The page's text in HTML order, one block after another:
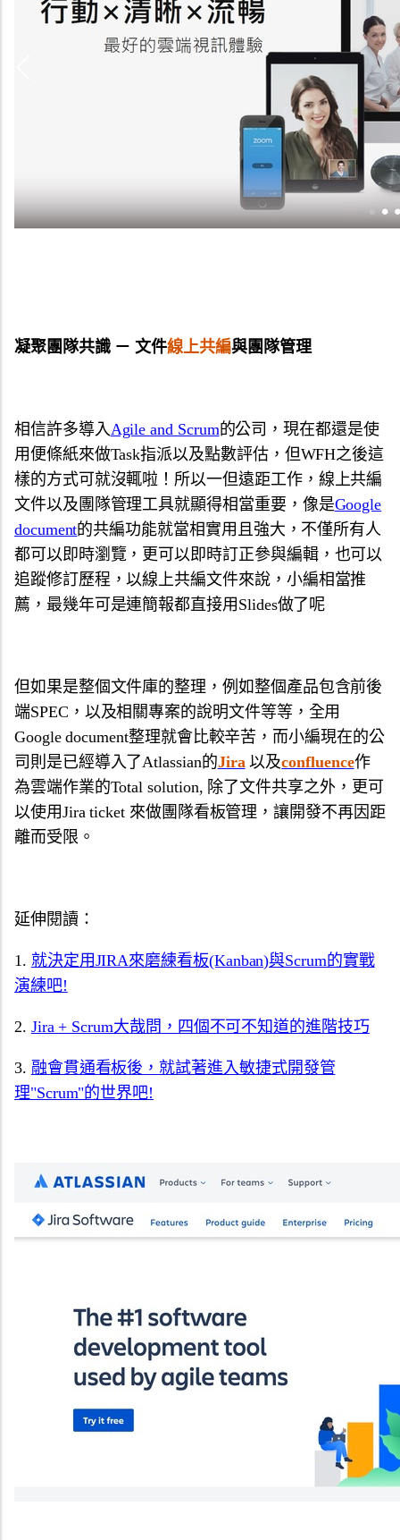
凝聚團隊共識 － 文件線上共編與團隊管理
相信許多導入Agile and Scrum的公司，現在都還是使
用便條紙來做Task指派以及點數評估， 但WFH之後這
樣的方式可就沒輒啦！所以一但遠距工作， 線上共編
文件以及團隊管理工具就顯得相當重要，像是Google
document的共編功能就當相實用且強大， 不僅所有人
都可以即時瀏覽，更可以即時訂正參與編輯， 也可以
追蹤修訂歷程，以線上共編文件來說，小編相當推
薦， 最幾年可是連簡報都直接用Slides做了呢
但如果是整個文件庫的整理，例如整個產品包含前後
端SPEC， 以及相關專案的說明文件等等，全用
Google document整理就會比較辛苦， 而小編現在的公
司則是已經導入了Atlassian的Jira以及confluence作
為雲端作業的Total solution, 除了文件共享之外，更可
以使用Jira ticket 來做團隊看板管理，讓開發不再因距
離而受限。
延伸閱讀：
1. 就決定用JIRA來磨練看板(Kanban)與Scrum的實戰
演練吧!
2. Jira + Scrum大哉問，四個不可不知道的進階技巧
3. 融會貫通看板後，就試著進入敏捷式開發管
理"Scrum"的世界吧!